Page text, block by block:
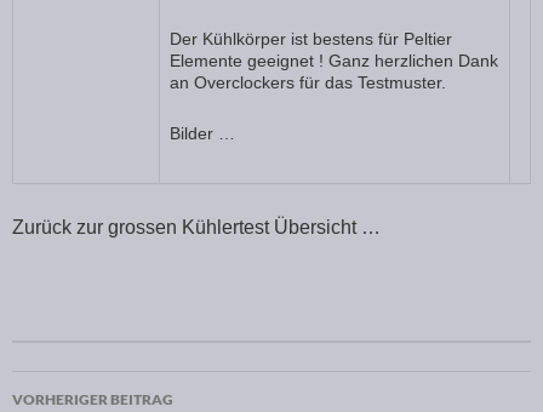
Der Kühlkörper ist bestens für Peltier
Elemente geeignet ! Ganz herzlichen Dank
an Overclockers für das Testmuster.
Bilder …
Zurück zur grossen Kühlertest Übersicht …
Beitragsnavigation
VORHERIGER BEITRAG